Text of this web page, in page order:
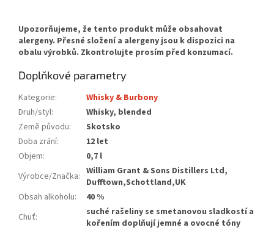
Doplňkové parametry
Kategorie:
Whisky & Burbony
Druh/styl:
Whisky, blended
Země původu:
Skotsko
Doba zrání:
12 let
Objem:
0,7 l
Výrobce/Značka: William Grant & Sons Distillers Ltd,
Dufftown,Schottland,UK
Obsah alkoholu:
40 %
Chuť:
suché rašeliny se smetanovou sladkostí a
kořením doplňují jemné a ovocné tóny